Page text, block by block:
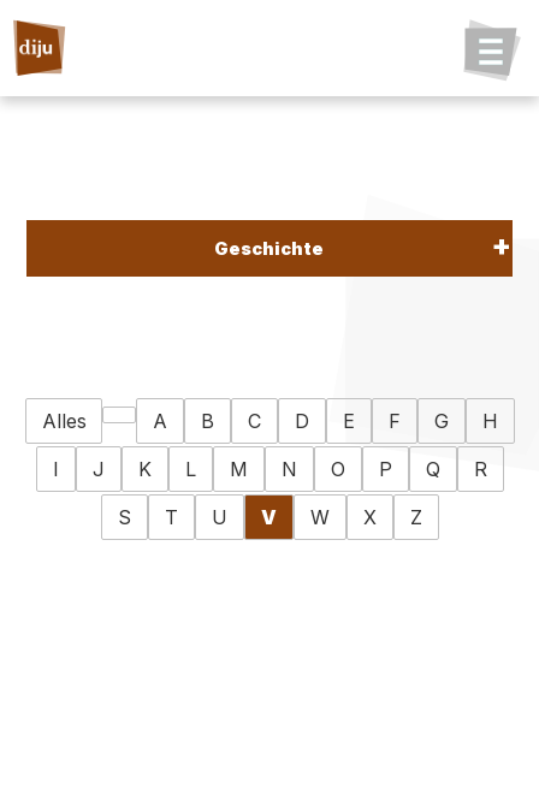
Geschichte
Alles A B C D E F G
H
I
J K L M N O P Q
R
S
T U V W X Z